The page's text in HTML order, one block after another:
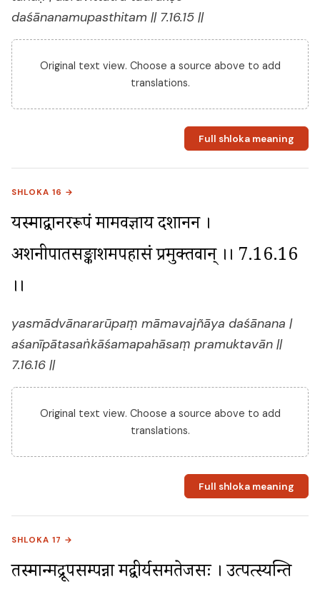
daśānanamupasthitam || 7.16.15 ||
Original text view. Choose a source above to add
translations.
Full shloka meaning
SHLOKA 16 →
यस्माद्वानररूपं मामवज्ञाय दशानन ।
अशनीपातसङ्काशमपहासं प्रमुक्तवान् ।। 7.16.16
।।
yasmādvānararūpaṃ māmavajñāya daśānana |
aśanīpātasaṅkāśamapahāsaṃ pramuktavān ||
7.16.16 ||
Original text view. Choose a source above to add
translations.
Full shloka meaning
SHLOKA 17 →
तस्मान्मद्रूपसम्पन्ना मद्वीर्यसमतेजसः । उत्पत्स्यन्ति